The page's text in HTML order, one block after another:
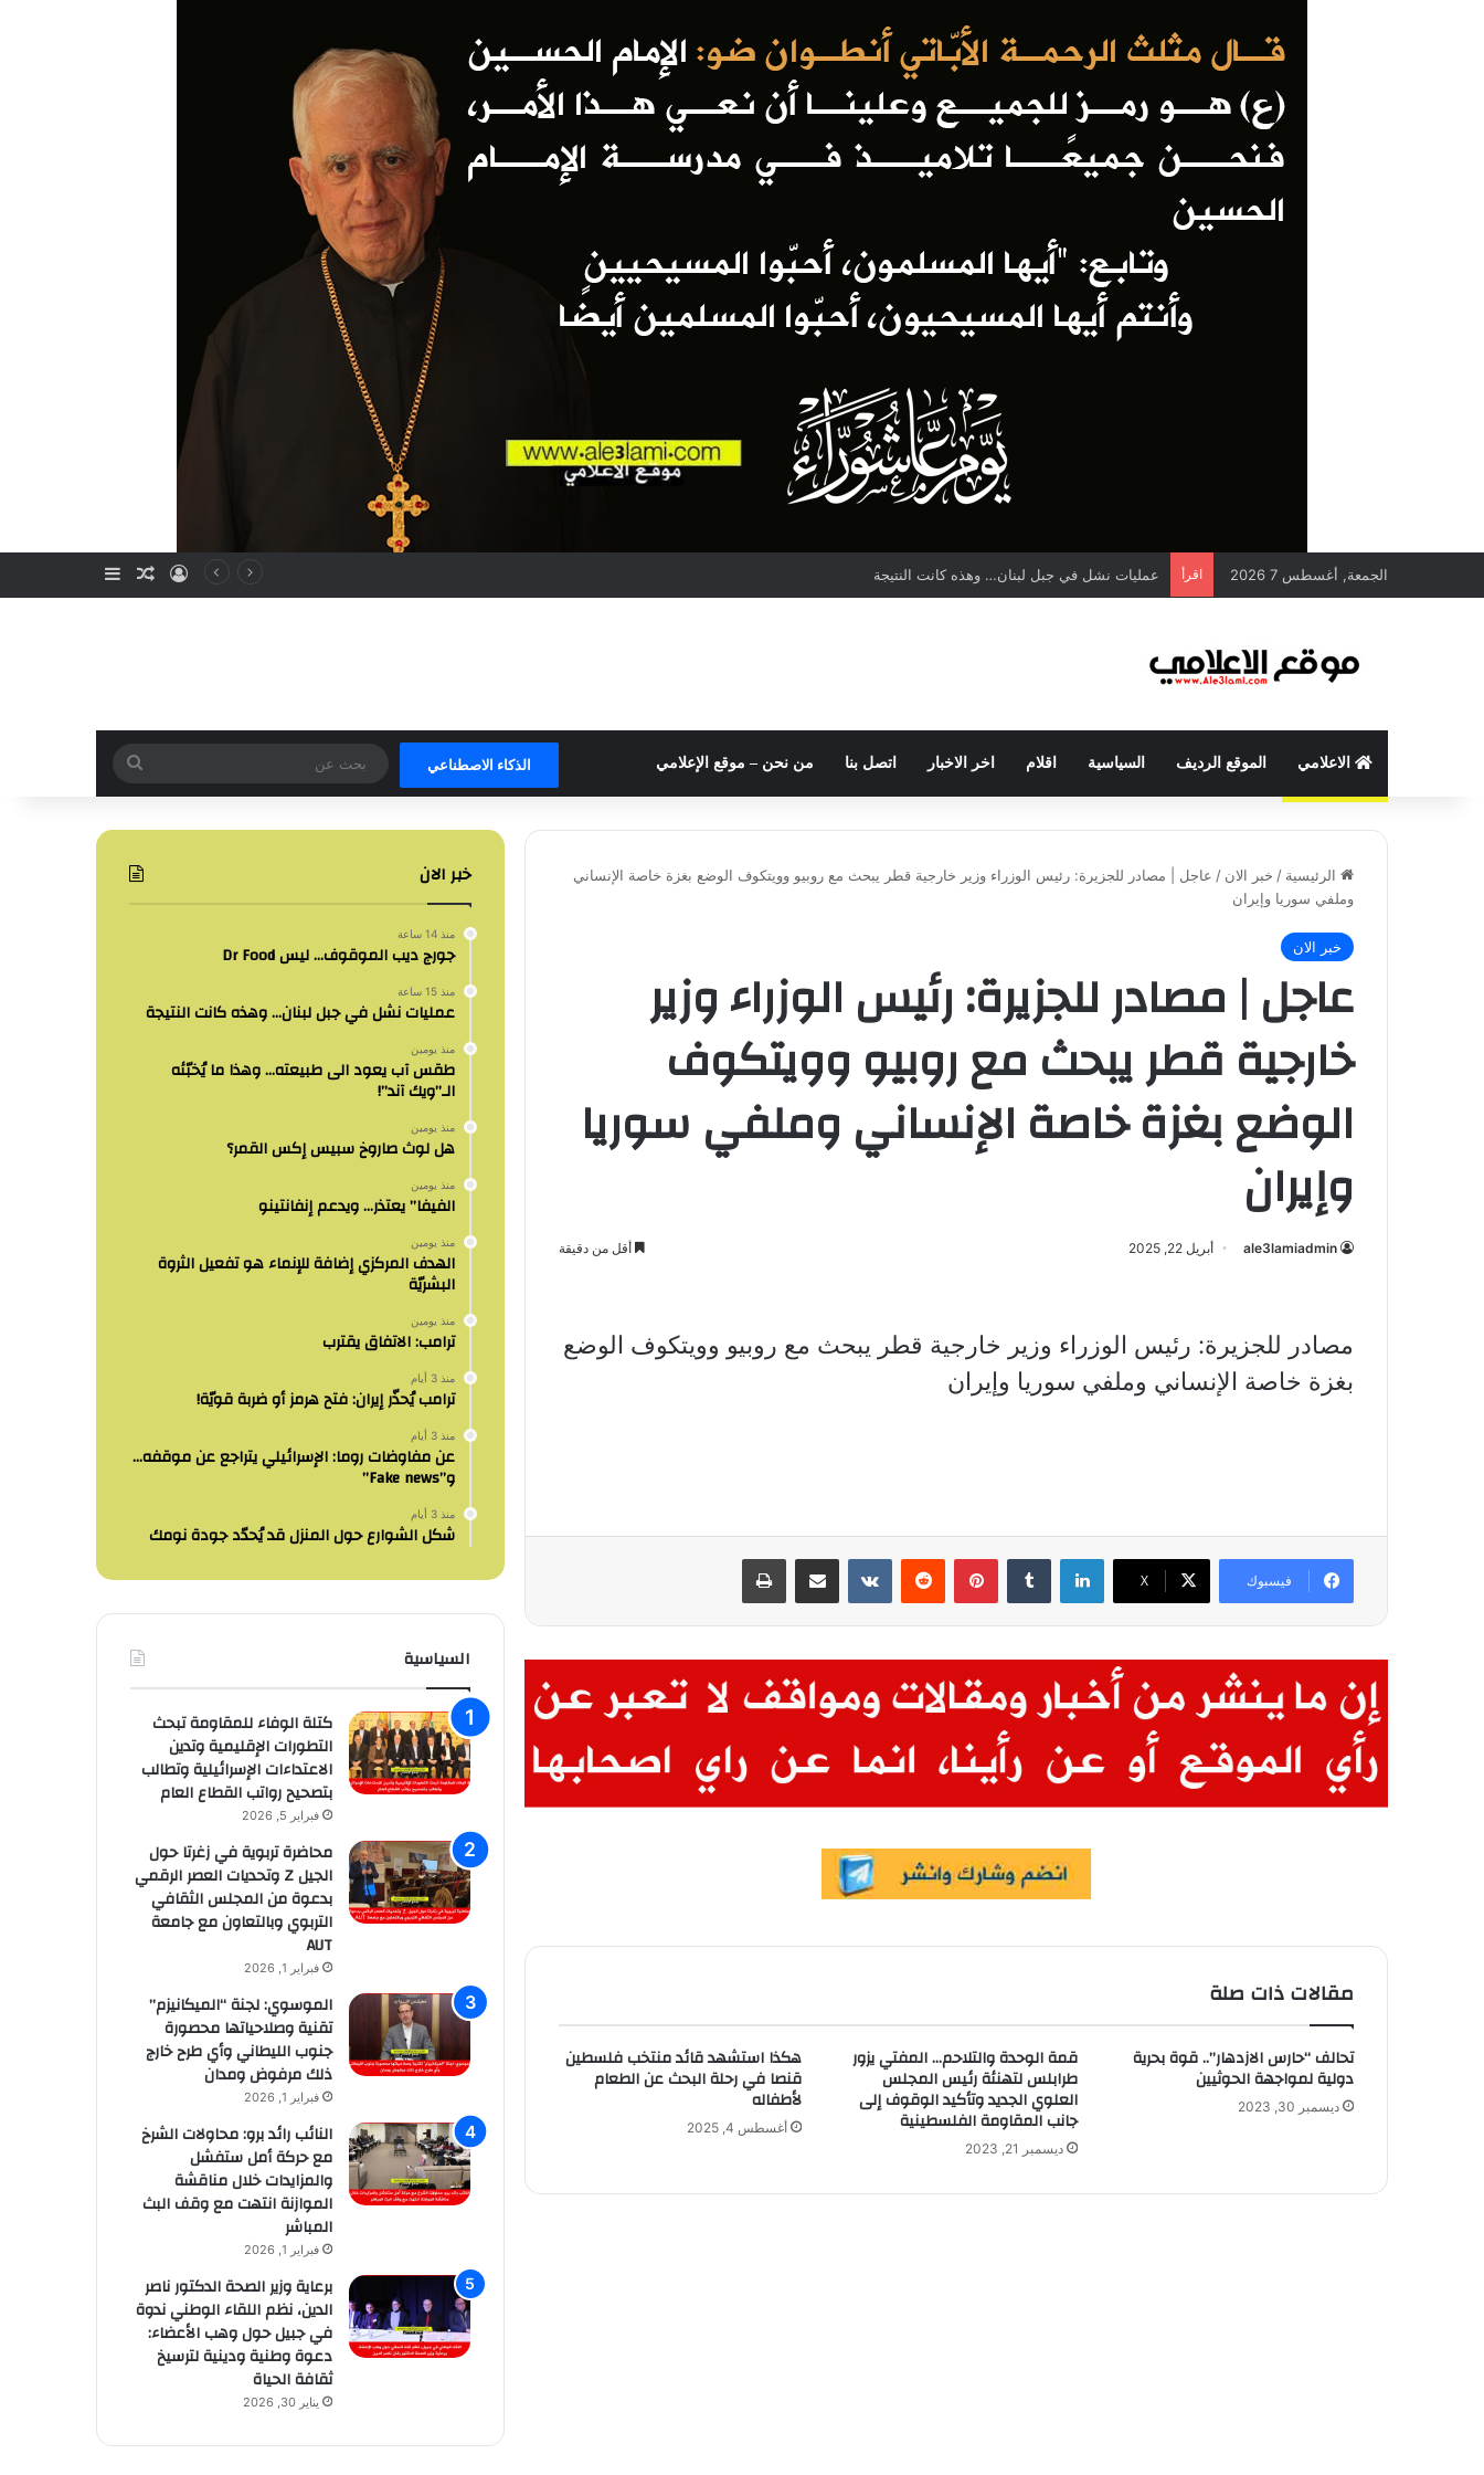
الجمعة, أغسطس 7 2026 اقرأ عمليات نشل في جبل لبنان… وهذه كانت النتيجة تسجيل الدخول
مقال عشوائي
إضافة عمود
الاعلامي الموقع الرديف السياسية اقلام اخر الاخبار اتصل بنا من نحن – موقع الإعلامي الذكاء الاصطناعي
بحث
عن
الرئيسية / خبر الان / عاجل | مصادر للجزيرة: رئيس الوزراء وزير خارجية قطر يبحث مع روبيو وويتكوف الوضع بغزة خاصة الإنساني
وملفي سوريا وإيران
خبر الان
عاجل | مصادر للجزيرة: رئيس الوزراء وزير
خارجية قطر يبحث مع روبيو وويتكوف
الوضع بغزة خاصة الإنساني وملفي سوريا
وإيران
ale3lamiadmin أبريل 22, 2025 أقل من دقيقة
مصادر للجزيرة: رئيس الوزراء وزير خارجية قطر يبحث مع روبيو وويتكوف الوضع
بغزة خاصة الإنساني وملفي سوريا وإيران
فيسبوك X
لينكدإن بينتيريست مشاركة عبر البريد طباعة
مقالات ذات صلة
تحالف “حارس الازدهار”.. قوة بحرية
دولية لمواجهة الحوثيين
ديسمبر 30, 2023
قمة الوحدة والتلاحم… المفتي يزور
طرابلس لتهنئة رئيس المجلس
العلوي الجديد وتأكيد الوقوف إلى
جانب المقاومة الفلسطينية
ديسمبر 21, 2023
هكذا استشهد قائد منتخب فلسطين
قنصا في رحلة البحث عن الطعام
لأطفاله
أغسطس 4, 2025
خبر الان
منذ 14 ساعة
جورج ديب الموقوف… ليس Dr Food
منذ 15 ساعة
عمليات نشل في جبل لبنان… وهذه كانت النتيجة
منذ يومين
طقس آب يعود الى طبيعته… وهذا ما يُخبّئه
الـ”ويك آند”!
منذ يومين
هل لوث صاروخ سبيس إكس القمر؟
منذ يومين
الفيفا” يعتذر… ويدعم إنفانتينو
منذ يومين
الهدف المركزي إضافة للإنماء هو تفعيل الثروة
البشريّة
منذ يومين
ترامب: الاتفاق يقترب
منذ 3 أيام
ترامب يُحذّر إيران: فتح هرمز أو ضربة قويّة!
منذ 3 أيام
عن مفاوضات روما: الإسرائيلي يتراجع عن موقفه…
و”Fake news”
منذ 3 أيام
شكل الشوارع حول المنزل قد يُحدّد جودة نومك
السياسية
كتلة الوفاء للمقاومة تبحث
التطورات الإقليمية وتدين
الاعتداءات الإسرائيلية وتطالب
بتصحيح رواتب القطاع العام
فبراير 5, 2026
محاضرة تربوية في زغرتا حول
الجيل Z وتحديات العصر الرقمي
بدعوة من المجلس الثقافي
التربوي وبالتعاون مع جامعة
AUT
فبراير 1, 2026
الموسوي: لجنة “الميكانيزم”
تقنية وصلاحياتها محصورة
جنوب الليطاني وأي طرح خارج
ذلك مرفوض ومدان
فبراير 1, 2026
النائب رائد برو: محاولات الشرخ
مع حركة أمل ستفشل
والمزايدات خلال مناقشة
الموازنة انتهت مع وقف البث
المباشر
فبراير 1, 2026
برعاية وزير الصحة الدكتور ناصر
الدين، نظم اللقاء الوطني ندوة
في جبيل حول وهب الأعضاء:
دعوة وطنية ودينية لترسيخ
ثقافة الحياة
يناير 30, 2026